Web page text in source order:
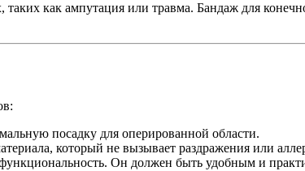
как ампутация или травма. Бандаж для
посадку для оперированной области.
который не вызывает раздражения или
Он должен быть удобным и